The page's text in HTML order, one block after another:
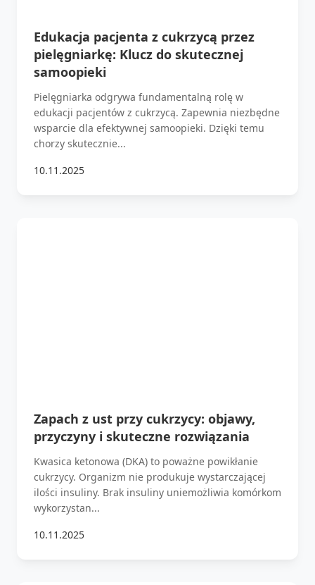
Edukacja pacjenta z cukrzycą przez
pielęgniarkę: Klucz do skutecznej
samoopieki
Pielęgniarka odgrywa fundamentalną rolę w
edukacji pacjentów z cukrzycą. Zapewnia niezbędne
wsparcie dla efektywnej samoopieki. Dzięki temu
chorzy skutecznie...
10.11.2025
Zapach z ust przy cukrzycy: objawy,
przyczyny i skuteczne rozwiązania
Kwasica ketonowa (DKA) to poważne powikłanie
cukrzycy. Organizm nie produkuje wystarczającej
ilości insuliny. Brak insuliny uniemożliwia komórkom
wykorzystan...
10.11.2025